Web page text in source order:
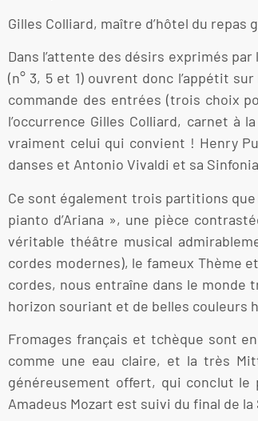
Gilles Colliard, maître d’hôtel du
Dans l’attente des désirs exprimés
(n° 3, 5 et 1) ouvrent donc l’appétit
commande des entrées (trois choix
l’occurrence Gilles Colliard, carnet
vraiment celui qui convient ! Henry
danses et Antonio Vivaldi et sa
Ce sont également trois partitions
pianto d’Ariana », une pièce
véritable théâtre musical
cordes modernes), le fameux Thème
cordes, nous entraîne dans le monde
horizon souriant et de belles couleurs
Fromages français et tchèque sont
comme une eau claire, et la très
généreusement offert, qui conclut le
Amadeus Mozart est suivi du final de